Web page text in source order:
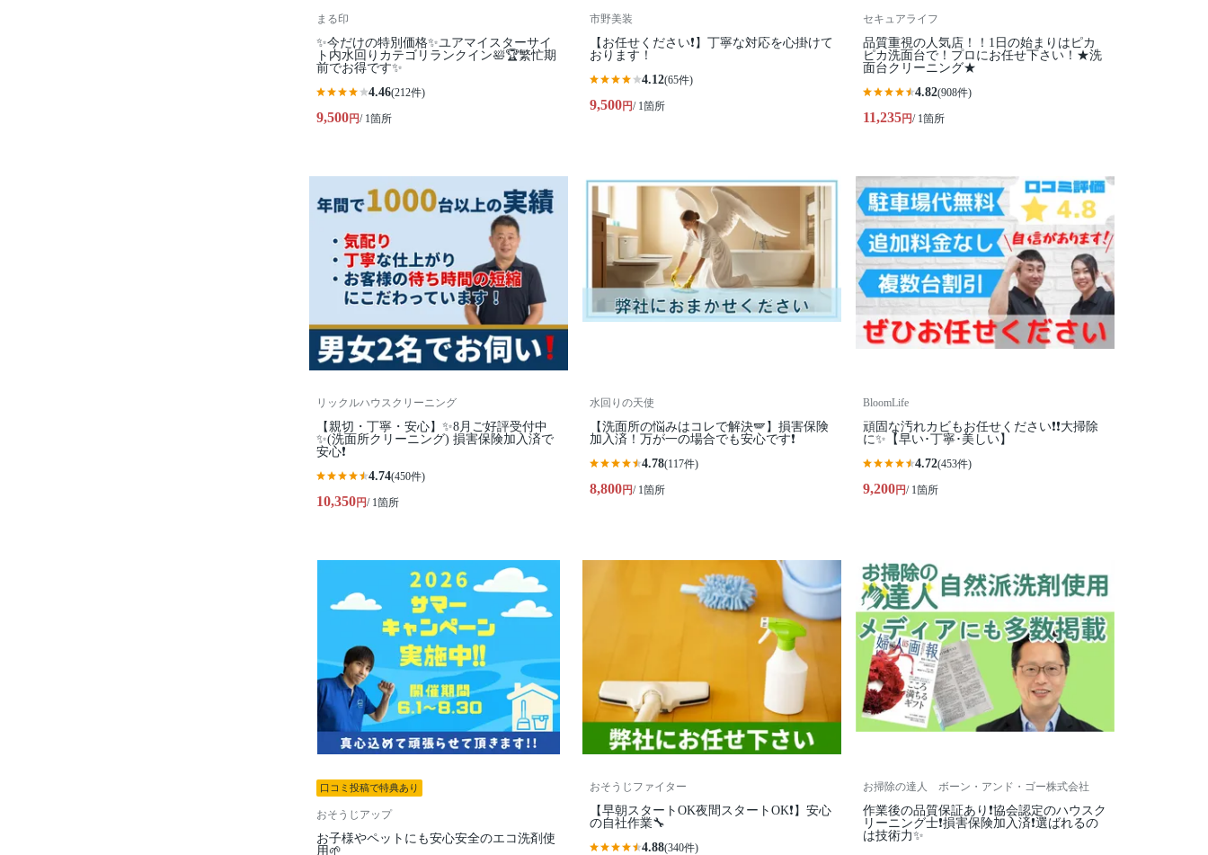
まる印
✨今だけの特別価格✨ユアマイスターサイ
ト内水回りカテゴリランクイン🛀🏆繁忙期
前でお得です✨
4.46(212件)
9,500円/ 1箇所
市野美装
【お任せください❗️】丁寧な対応を心掛けて
おります！
4.12(65件)
9,500円/ 1箇所
セキュアライフ
品質重視の人気店！！1日の始まりはピカ
ピカ洗面台で！プロにお任せ下さい！★洗
面台クリーニング★
4.82(908件)
11,235円/ 1箇所
リックルハウスクリーニング
【親切・丁寧・安心】✨️8月ご好評受付中
✨️(洗面所クリーニング) 損害保険加入済で
安心❗️
4.74(450件)
10,350円/ 1箇所
水回りの天使
【洗面所の悩みはコレで解決🪽】損害保険
加入済！万が一の場合でも安心です❗️
4.78(117件)
8,800円/ 1箇所
BloomLife
頑固な汚れカビもお任せください❗️❗️大掃除
に✨【早い･丁寧･美しい】
4.72(453件)
9,200円/ 1箇所
口コミ投稿で特典あり
おそうじアップ
お子様やペットにも安心安全のエコ洗剤使
用🌱
おそうじファイター
【早朝スタートOK夜間スタートOK❗️】安心
の自社作業🔧
4.88(340件)
お掃除の達人 ボーン・アンド・ゴー株式会社
作業後の品質保証あり❗️協会認定のハウスク
リーニング士❗️損害保険加入済❗️選ばれるの
は技術力✨